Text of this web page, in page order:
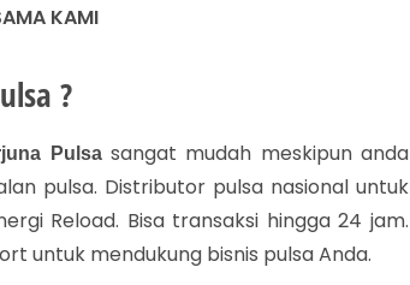
KAMI
?
Pulsasangat mudah meskipun anda
pulsa. Distributor pulsa nasional untuk
Reload. Bisa transaksi hingga 24 jam.
untuk mendukung bisnis pulsa Anda.